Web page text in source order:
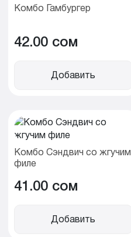
Комбо Гамбургер
42.00 cом
Добавить
Комбо Сэндвич со жгучим
филе
41.00 cом
Добавить